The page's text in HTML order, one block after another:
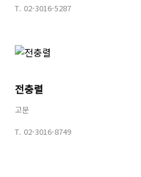
T. 02-3016-5287
전충렬
고문
T. 02-3016-8749